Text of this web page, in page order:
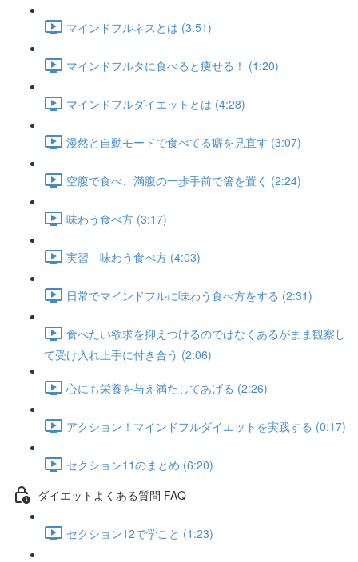
マインドフルネスとは (3:51)
マインドフルタに食べると痩せる！ (1:20)
マインドフルダイエットとは (4:28)
漫然と自動モードで食べてる癖を見直す (3:07)
空腹で食べ、満腹の一歩手前で箸を置く (2:24)
味わう食べ方 (3:17)
実習 味わう食べ方 (4:03)
日常でマインドフルに味わう食べ方をする (2:31)
食べたい欲求を抑えつけるのではなくあるがまま観察し
て受け入れ上手に付き合う (2:06)
心にも栄養を与え満たしてあげる (2:26)
アクション！マインドフルダイエットを実践する (0:17)
セクション11のまとめ (6:20)
ダイエットよくある質問 FAQ
セクション12で学こと (1:23)